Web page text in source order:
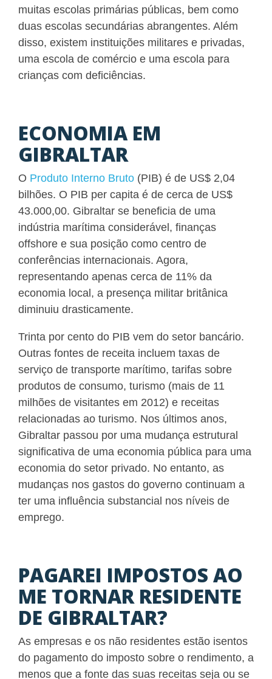
muitas escolas primárias públicas, bem como
duas escolas secundárias abrangentes. Além
disso, existem instituições militares e privadas,
uma escola de comércio e uma escola para
crianças com deficiências.
ECONOMIA EM
GIBRALTAR
O Produto Interno Bruto (PIB) é de US$ 2,04
bilhões. O PIB per capita é de cerca de US$
43.000,00. Gibraltar se beneficia de uma
indústria marítima considerável, finanças
offshore e sua posição como centro de
conferências internacionais. Agora,
representando apenas cerca de 11% da
economia local, a presença militar britânica
diminuiu drasticamente.
Trinta por cento do PIB vem do setor bancário.
Outras fontes de receita incluem taxas de
serviço de transporte marítimo, tarifas sobre
produtos de consumo, turismo (mais de 11
milhões de visitantes em 2012) e receitas
relacionadas ao turismo. Nos últimos anos,
Gibraltar passou por uma mudança estrutural
significativa de uma economia pública para uma
economia do setor privado. No entanto, as
mudanças nos gastos do governo continuam a
ter uma influência substancial nos níveis de
emprego.
PAGAREI IMPOSTOS AO
ME TORNAR RESIDENTE
DE GIBRALTAR?
As empresas e os não residentes estão isentos
do pagamento do imposto sobre o rendimento, a
menos que a fonte das suas receitas seja ou se